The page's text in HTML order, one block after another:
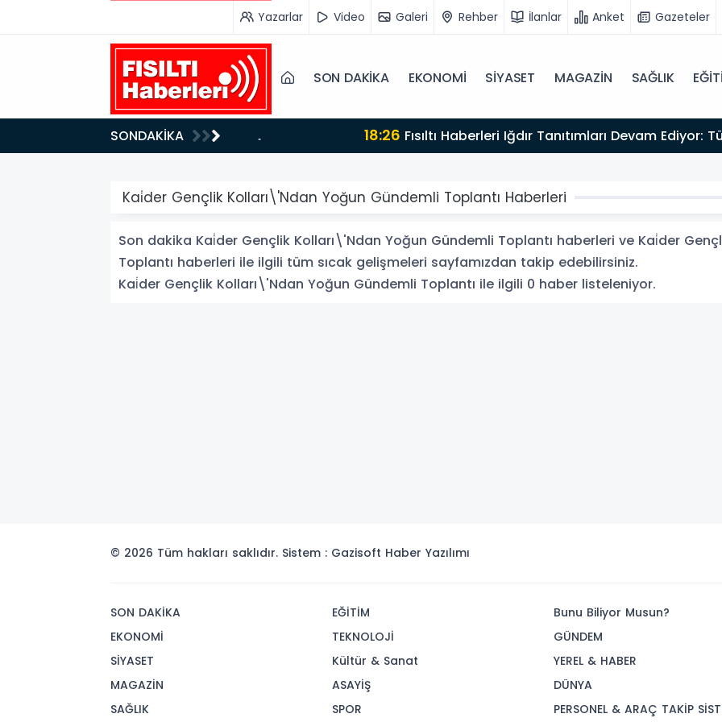
Yazarlar Video Galeri Rehber İlanlar Anket Gazeteler
SON DAKİKA EKONOMİ SİYASET MAGAZİN SAĞLIK
SONDAKİKA
Keşfedilmeyi Bekliyor
Kai̇der Gençlik Kolları\'Ndan Yoğun Gündemli Toplantı Haberleri
Son dakika Kai̇der Gençlik Kolları\'Ndan Yoğun Gündemli Toplantı haberleri ve Kai̇der
Toplantı haberleri ile ilgili tüm sıcak gelişmeleri sayfamızdan takip edebilirsiniz.
Kai̇der Gençlik Kolları\'Ndan Yoğun Gündemli Toplantı ile ilgili 0 haber listeleniyor.
© 2026 Tüm hakları saklıdır. Sistem : Gazisoft Haber Yazılımı
SON DAKİKA
EKONOMİ
SİYASET
MAGAZİN
SAĞLIK
EĞİTİM
TEKNOLOJİ
Kültür & Sanat
ASAYİŞ
SPOR
Bunu Biliyor Musun?
GÜNDEM
YEREL & HABER
DÜNYA
PERSONEL & ARAÇ TAKİP